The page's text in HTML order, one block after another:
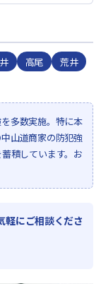
高尾
荒井
多数実施。特に本
山道商家の防犯強
積しています。お
軽にご相談くださ